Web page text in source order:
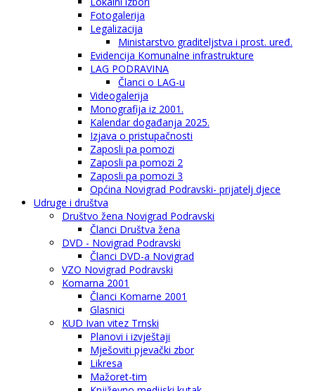
Fotogalerija
Legalizacija
Ministarstvo graditeljstva i prost. uređ.
Evidencija Komunalne infrastrukture
LAG PODRAVINA
Članci o LAG-u
Videogalerija
Monografija iz 2001.
Kalendar događanja 2025.
Izjava o pristupačnosti
Zaposli pa pomozi
Zaposli pa pomozi 2
Zaposli pa pomozi 3
Općina Novigrad Podravski- prijatelj djece
Udruge i društva
Društvo žena Novigrad Podravski
Članci Društva žena
DVD - Novigrad Podravski
Članci DVD-a Novigrad
VZO Novigrad Podravski
Komarna 2001
Članci Komarne 2001
Glasnici
KUD Ivan vitez Trnski
Planovi i izvještaji
Mješoviti pjevački zbor
Likresa
Mažoret-tim